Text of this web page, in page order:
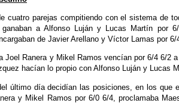
cuatro parejas compitiendo con el sistema de
ganaban a Alfonso Luján y Lucas Martín por
de Javier Arellano y Víctor Lamas por 6/
Joel Ranera y Mikel Ramos vencían por 6/4 6/2
hacían lo propio con Alfonso Luján y Lucas
último día decidían las posiciones, en los que
y Mikel Ramos por 6/0 6/4, proclamaba